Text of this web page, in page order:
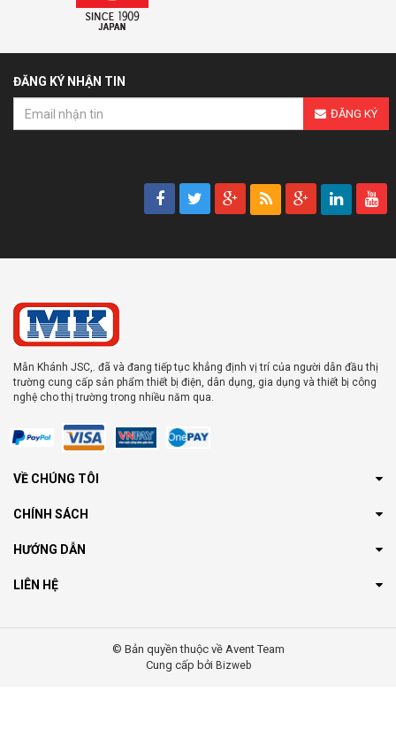
ĐĂNG KÝ NHẬN TIN
ĐĂNG KÝ
Mẫn Khánh JSC,. đã và đang tiếp tục khẳng định vị trí của người dẫn đầu thị
trường cung cấp sản phẩm thiết bị điện, dân dụng, gia dụng và thiết bị công
nghệ cho thị trường trong nhiều năm qua.
VỀ CHÚNG TÔI
CHÍNH SÁCH
HƯỚNG DẪN
LIÊN HỆ
© Bản quyền thuộc về Avent Team
Cung cấp bởi Bizweb